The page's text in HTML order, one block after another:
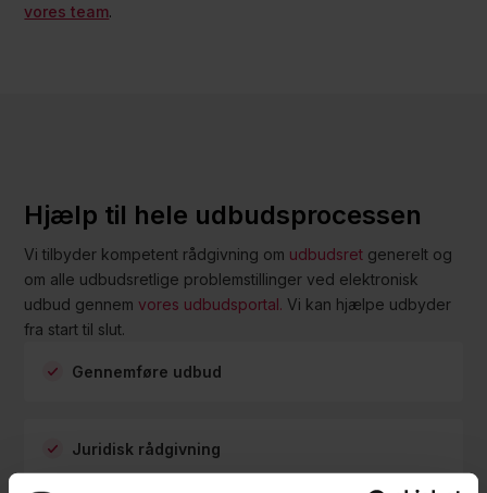
vores team.
Hjælp til hele udbudsprocessen
Vi tilbyder kompetent rådgivning om udbudsret generelt og
om alle udbudsretlige problemstillinger ved elektronisk
udbud gennemvores udbudsportal. Vi kan hjælpe udbyder
fra start til slut.
Gennemføre udbud
Juridisk rådgivning